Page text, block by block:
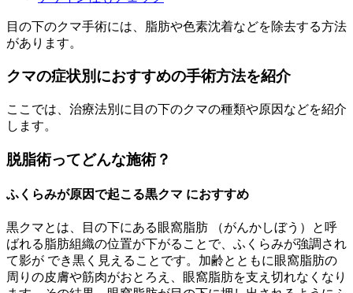
目の下のクマ手術には、脂肪や色素沈着などを除去する方法
があります。
クマの症状別におすすめの手術方法を紹介
ここでは、治療法別に目の下のクマの種類や原因などを紹介
します。
脱脂術ってどんな施術？
ふくらみが原因で起こる黒クマ におすすめ
黒クマとは、目の下にある眼窩脂肪 （がんかしぼう）と呼
ばれる脂肪組織の位置が下がることで、ふくらみが強調され
て影が でき黒く見えることです。加齢とともに眼窩脂肪の
周りの皮膚や筋肉がおとろえ、眼窩脂肪を支え切れなくなり